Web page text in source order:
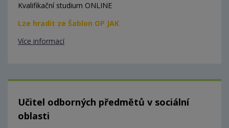
Kvalifikační studium ONLINE
Lze hradit ze Šablon OP JAK
Více informací
Učitel odborných předmětů v sociální
oblasti